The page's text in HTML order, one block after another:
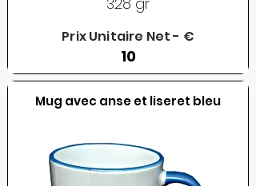
Prix Unitaire Net - €
10
Mug avec anse et liseret bleu